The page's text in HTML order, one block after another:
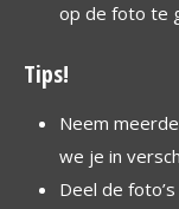
op de foto te
Tips!
Neem
we je in
Deel de